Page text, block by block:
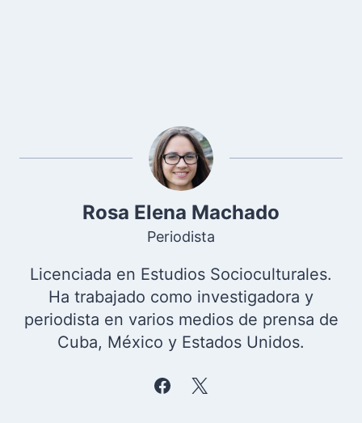
Rosa Elena Machado
Periodista
Licenciada en Estudios Socioculturales.
Ha trabajado como investigadora y
periodista en varios medios de prensa de
Cuba, México y Estados Unidos.